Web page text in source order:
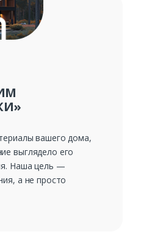
вашего дома,
выглядело его
Наша цель —
а не просто